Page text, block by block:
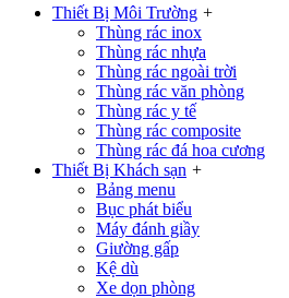
Thiết Bị Môi Trường +
Thùng rác inox
Thùng rác nhựa
Thùng rác ngoài trời
Thùng rác văn phòng
Thùng rác y tế
Thùng rác composite
Thùng rác đá hoa cương
Thiết Bị Khách sạn +
Bảng menu
Bục phát biểu
Máy đánh giầy
Giường gấp
Kệ dù
Xe dọn phòng